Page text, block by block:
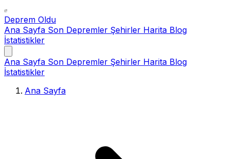
Deprem Oldu
Ana Sayfa Son Depremler Şehirler Harita Blog
İstatistikler
Ana Sayfa Son Depremler Şehirler Harita Blog
İstatistikler
Ana Sayfa